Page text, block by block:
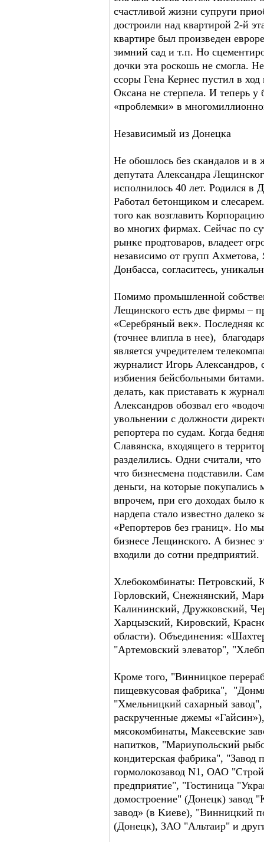
счастливой жизни супруги
достроили над квартирой 2-й
квартире был произведен
зимний сад и т.п. Но
дочки эта роскошь не смогла.
ссоры Гена Кернес пустил в
Оксана не стерпела. И теперь у
«проблемки» в
Независимый из Донецка
Не обошлось без скандалов и в
депутата Александра
исполнилось 40 лет. Родился в
Работал бетонщиком и
того как возглавить
во многих фирмах. Сейчас по
рынке продтоваров, владеет
независимо от групп
Донбасса, согласитесь,
Помимо промышленной
Лещинского есть две фирмы –
«Серебряный век». Последняя
(точнее влипла в нее),
является учредителем
журналист Игорь Александров,
избиения бейсбольными
делать, как приставать к
Александров обозвал его
увольнении с должности
репортера по судам. Когда
Славянска, входящего в
разделились. Одни считали,
что бизнесмена подставили.
деньги, на которые
впрочем, при его доходах было
нардепа стало известно
«Репортеров без границ». Но
бизнесе Лещинского. А
входили до сотни предприятий.
Хлебокомбинаты: Петровский,
Горловский, Снежнянский,
Kалининский, Дружковский,
Харцызский, Kировский,
области). Объединения:
"Артемовский элеватор",
Кроме того, "Винницкое
пищевкусовая фабрика",
"Хмельницкий сахарный
раскрученные джемы
мясокомбинаты, Макеевские
напитков, "Мариупольский
кондитерская фабрика",
гормолокозавод N1, ОАО
предприятие", "Гостиница
домостроение" (Донецк) завод
завод» (в Kиеве),
(Донецк), ЗАО "Альтаир" и